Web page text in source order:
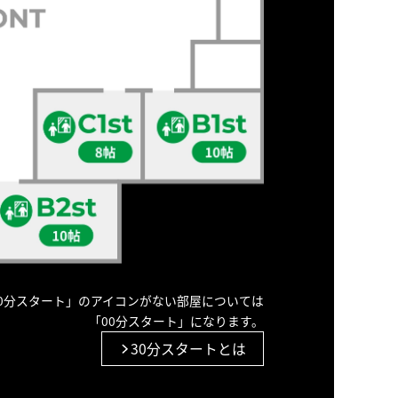
スタート」のアイコンがない部屋については
「00分スタート」になります。
30分スタートとは